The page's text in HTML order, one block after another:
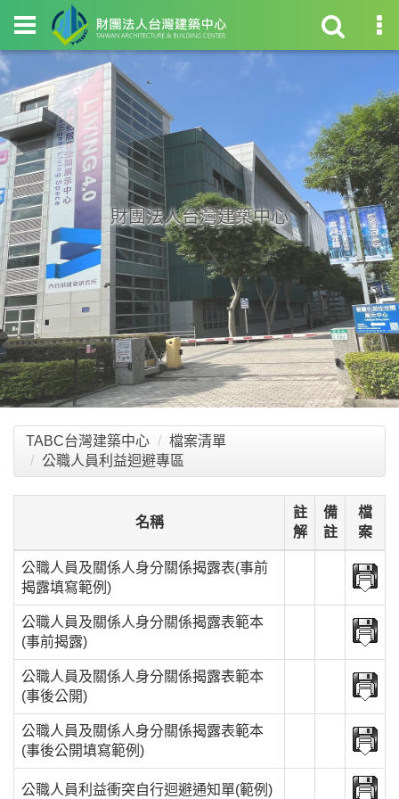
財團法人台灣建築中心
TABC台灣建築中心
檔案清單
公職人員利益迴避專區
名稱
註
解
備
註
檔
案
公職人員及關係人身分關係揭露表(事前
揭露填寫範例)
公職人員及關係人身分關係揭露表範本
(事前揭露)
公職人員及關係人身分關係揭露表範本
(事後公開)
公職人員及關係人身分關係揭露表範本
(事後公開填寫範例)
公職人員利益衝突自行迴避通知單(範例)